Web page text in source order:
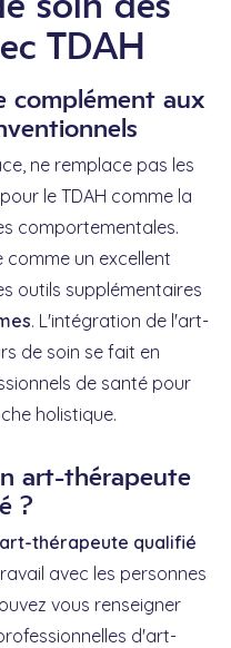
TDAH
complément aux
ne remplace pas les
le TDAH comme la
comportementales.
comme un excellent
outils supplémentaires
. L'intégration de l'art-
de soin se fait en
de santé pour
holistique.
art-thérapeute
?
art-thérapeute qualifié
avec les personnes
vous renseigner
d'art-